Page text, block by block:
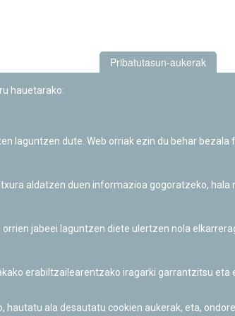
Pribatutasun-aukerak
hauetarako:
laguntzen dute. Web orriak ezin du behar bezala
aldatzen duen informazioa gogoratzeko, hala
jabeei laguntzen diete ulertzen nola
erabiltzailearentzako iragarki garrantzitsu eta
ala desautatu cookien aukerak, eta,